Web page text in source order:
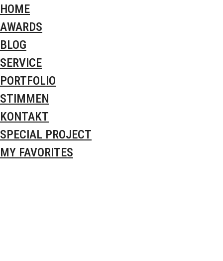
HOME
AWARDS
BLOG
SERVICE
PORTFOLIO
STIMMEN
KONTAKT
SPECIAL PROJECT
MY FAVORITES